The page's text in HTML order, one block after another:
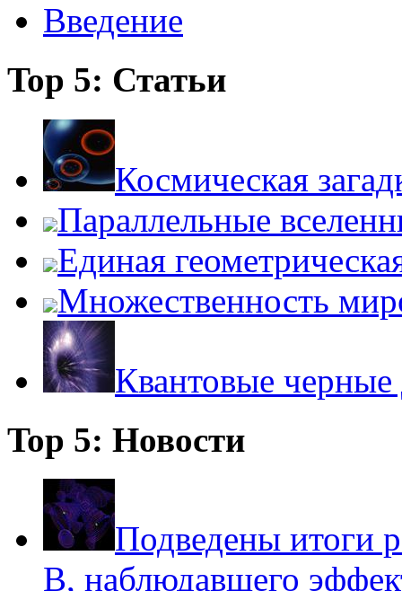
Введение
Top 5: Статьи
Космическая
Параллельные
Единая
Множественность
Квантовые
Top 5: Новости
Подведены итоги
B, наблюдавшего